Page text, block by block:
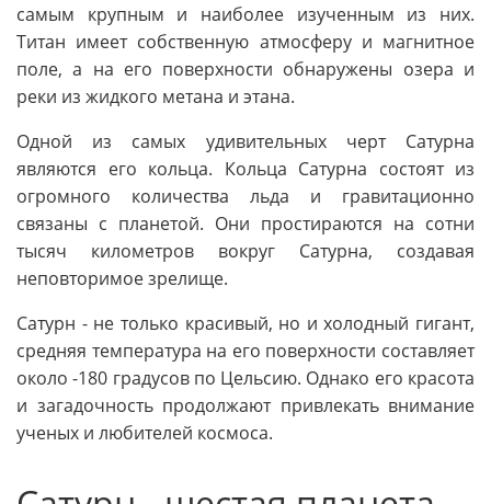
самым крупным и наиболее изученным из них.
Титан имеет собственную атмосферу и магнитное
поле, а на его поверхности обнаружены озера и
реки из жидкого метана и этана.
Одной из самых удивительных черт Сатурна
являются его кольца. Кольца Сатурна состоят из
огромного количества льда и гравитационно
связаны с планетой. Они простираются на сотни
тысяч километров вокруг Сатурна, создавая
неповторимое зрелище.
Сатурн - не только красивый, но и холодный гигант,
средняя температура на его поверхности составляет
около -180 градусов по Цельсию. Однако его красота
и загадочность продолжают привлекать внимание
ученых и любителей космоса.